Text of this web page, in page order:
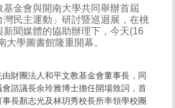
基金會與開南大學共同舉辦首屆
灣民主運動」研討暨巡迴展，在桃
新聞媒體的協助辦理下，今天(16
大學圖書館隆重開幕。
財團法人和平文教基金會董事長，同
諮議長余玲雅博士擔任開場致詞，首
長顏志光及林玥秀校長所率領學校團